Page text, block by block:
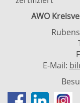
AWO
E-Mail: